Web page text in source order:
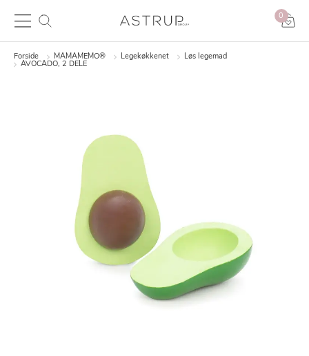
0
Forside MAMAMEMO® Legekøkkenet
Løs legemad
AVOCADO, 2 DELE